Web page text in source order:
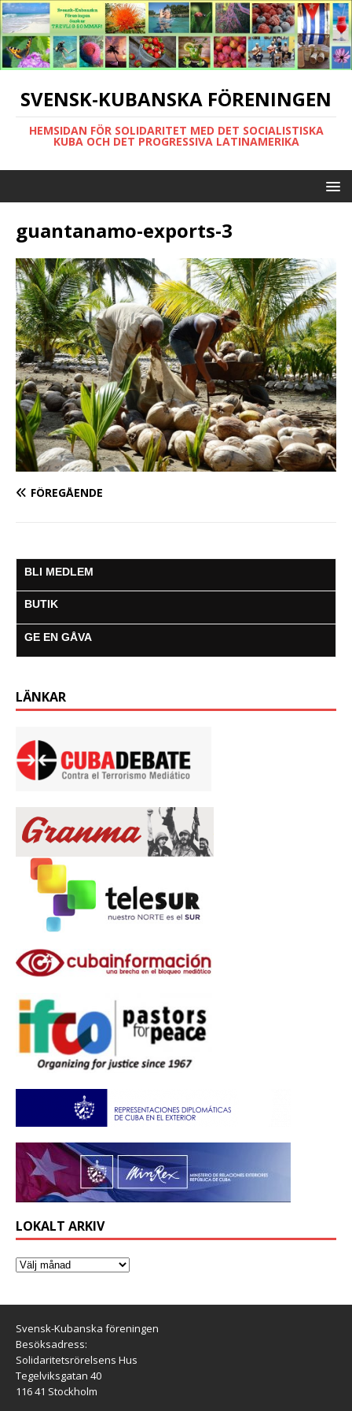
SVENSK-KUBANSKA FÖRENINGEN
HEMSIDAN FÖR SOLIDARITET MED DET SOCIALISTISKA
KUBA OCH DET PROGRESSIVA LATINAMERIKA
guantanamo-exports-3
FÖREGÅENDE
BLI MEDLEM
BUTIK
GE EN GÅVA
LÄNKAR
LOKALT ARKIV
Svensk-Kubanska föreningen
Besöksadress:
Solidaritetsrörelsens Hus
Tegelviksgatan 40
116 41 Stockholm